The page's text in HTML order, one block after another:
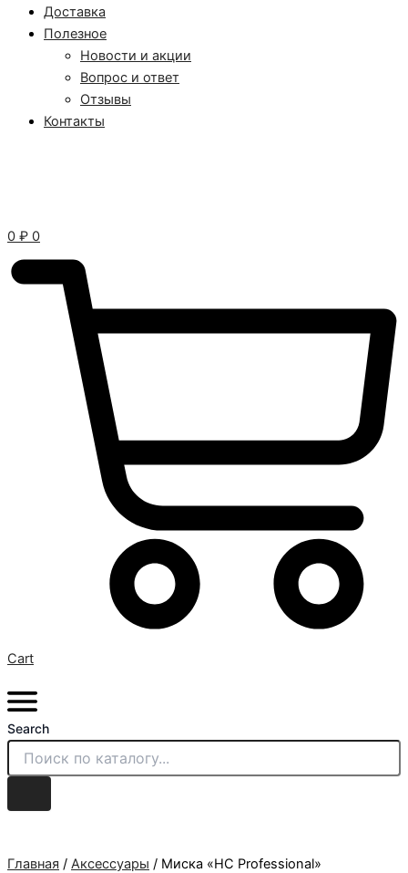
Доставка
Полезное
Новости и акции
Вопрос и ответ
Отзывы
Контакты
0 ₽ 0
Cart
Search
Главная / Аксессуары / Миска «НС Professional»